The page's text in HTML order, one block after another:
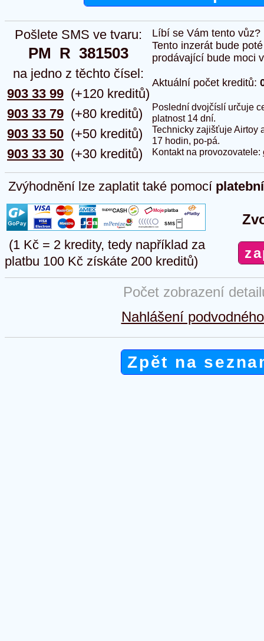
Pošlete SMS ve tvaru:
PM  R  381503
na jedno z těchto čísel:
903 33 99
903 33 79
903 33 50
903 33 30
(+120 kreditů)
(+80 kreditů)
(+50 kreditů)
(+30 kreditů)
Líbí se Vám tento
Tento inzerát bude
prodávající bude moci
Aktuální počet kreditů:
Poslední dvojčíslí určuje
platnost 14 dní.
Technicky zajišťuje Airtoy
17 hodin, po-pá.
Kontakt na provozovatele:
Zvýhodnění lze zaplatit také pomocí
(1 Kč = 2 kredity, tedy například za
platbu 100 Kč získáte 200 kreditů)
Počet zobrazení
Nahlášení
Zpět na